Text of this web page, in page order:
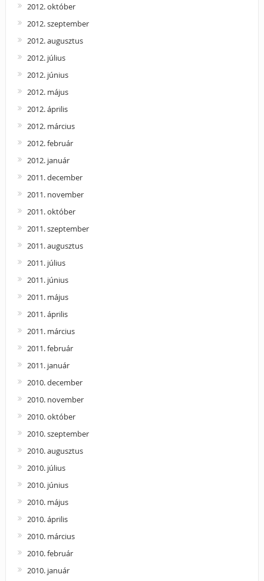
2012. október
2012. szeptember
2012. augusztus
2012. július
2012. június
2012. május
2012. április
2012. március
2012. február
2012. január
2011. december
2011. november
2011. október
2011. szeptember
2011. augusztus
2011. július
2011. június
2011. május
2011. április
2011. március
2011. február
2011. január
2010. december
2010. november
2010. október
2010. szeptember
2010. augusztus
2010. július
2010. június
2010. május
2010. április
2010. március
2010. február
2010. január